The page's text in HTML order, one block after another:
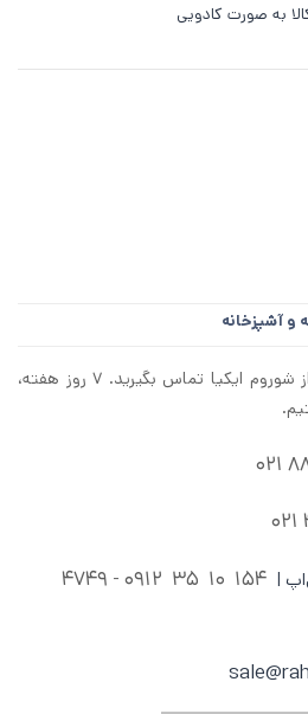
به صورت کادویی
و آشپزخانه
جهت خرید حضوری و بازدید از شوروم ایکیا تماس بگیرید. ۷ روز هفته،
|
154 10 35